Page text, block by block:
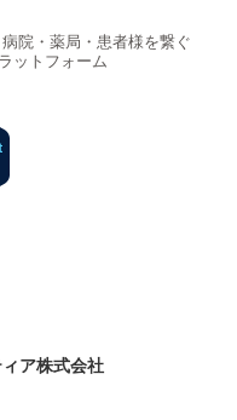
病院・薬局・患者様を繋ぐ
ットフォーム
ア株式会社